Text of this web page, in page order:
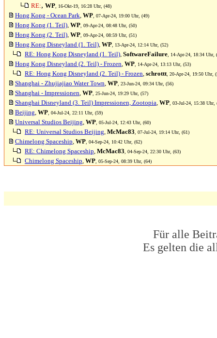
RE:, WP , 16-Okt-19, 16:28 Uhr, (48)
Hong Kong - Ocean Park, WP , 07-Apr-24, 19:00 Uhr, (49)
Hong Kong (1. Teil), WP , 09-Apr-24, 08:48 Uhr, (50)
Hong Kong (2. Teil), WP , 09-Apr-24, 08:59 Uhr, (51)
Hong Kong Disneyland (1. Teil), WP , 13-Apr-24, 12:14 Uhr, (52)
RE: Hong Kong Disneyland (1. Teil), SoftwareFailure , 14-Apr-24, 18:34 Uhr,
Hong Kong Disneyland (2. Teil) - Frozen, WP , 14-Apr-24, 13:13 Uhr, (53)
RE: Hong Kong Disneyland (2. Teil) - Frozen, schrottt , 20-Apr-24, 19:50 Uhr,
Shanghai - Zhujiajiao Water Town, WP , 23-Jun-24, 09:34 Uhr, (56)
Shanghai - Impressionen, WP , 25-Jun-24, 19:29 Uhr, (57)
Shanghai Disneyland (3. Teil) Impressionen, Zootopia, WP , 03-Jul-24, 15:38 Uhr,
Beijing, WP , 04-Jul-24, 22:11 Uhr, (59)
Universal Studios Beijing, WP , 05-Jul-24, 12:43 Uhr, (60)
RE: Universal Studios Beijing, McMac83 , 07-Jul-24, 19:14 Uhr, (61)
Chimelong Spaceship, WP , 04-Sep-24, 10:42 Uhr, (62)
RE: Chimelong Spaceship, McMac83 , 04-Sep-24, 22:30 Uhr, (63)
Chimelong Spaceship, WP , 05-Sep-24, 08:39 Uhr, (64)
Für alle
Es gelten die